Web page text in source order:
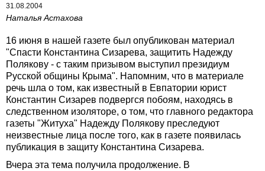
31.08.2004
Наталья Астахова
16 июня в нашей газете был опубликован материал
"Спасти Константина Сизарева, защитить Надежду
Полякову - с таким призывом выступил президиум
Русской общины Крыма". Напомним, что в материале
речь шла о том, как известный в Евпатории юрист
Константин Сизарев подвергся побоям, находясь в
следственном изоляторе, о том, что главного редактора
газеты "Житуха" Надежду Полякову преследуют
неизвестные лица после того, как в газете появилась
публикация в защиту Константина Сизарева.
Вчера эта тема получила продолжение. В